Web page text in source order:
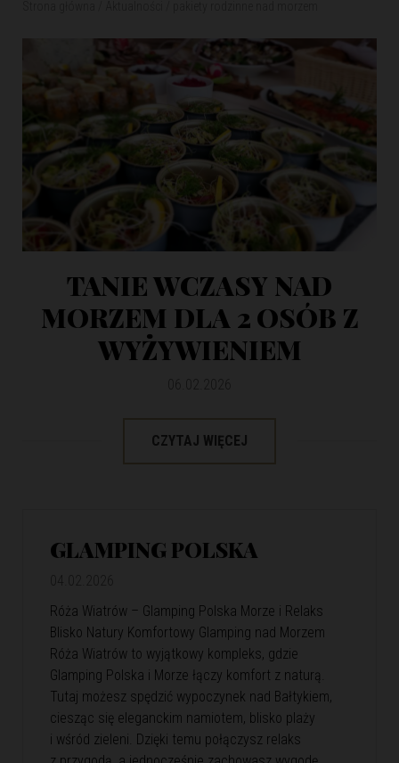
TANIE WCZASY NAD
MORZEM DLA 2 OSÓB Z
WYŻYWIENIEM
CZYTAJ WIĘCEJ
GLAMPING POLSKA
Róża Wiatrów – Glamping Polska Morze i Relaks
Blisko Natury Komfortowy Glamping nad Morzem
Róża Wiatrów to wyjątkowy kompleks, gdzie
Glamping Polska i Morze łączy komfort z naturą.
Tutaj możesz spędzić wypoczynek nad Bałtykiem,
ciesząc się eleganckim namiotem, blisko plaży
i wśród zieleni. Dzięki temu połączysz relaks